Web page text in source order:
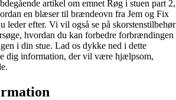
artikel om emnet Røg i stuen part 2,
en blæser til brændeovn fra Jem og Fix
leder efter. Vi vil også se på skorstenstilbehør
hvordan du kan forbedre forbrændingen
i din stue. Lad os dykke ned i dette
dig information, der vil være hjælpsom,